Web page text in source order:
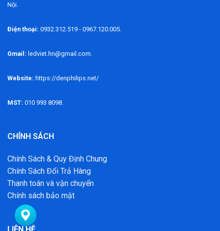
Nội.
Điện thoại: 0932.312.519 - 0967.120.005.
Gmail: ledviet.hn@gmail.com.
Website: https://denphilips.net/
MST: 010 993 8098.
CHÍNH SÁCH
Chính Sách & Quy Định Chung
Chính Sách Đổi Trả Hàng
Thanh toán và vận chuyển
Chính sách bảo mật